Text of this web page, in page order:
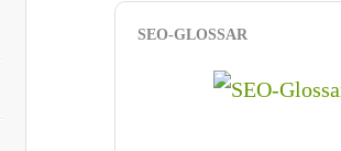
SEO-GLOSSAR